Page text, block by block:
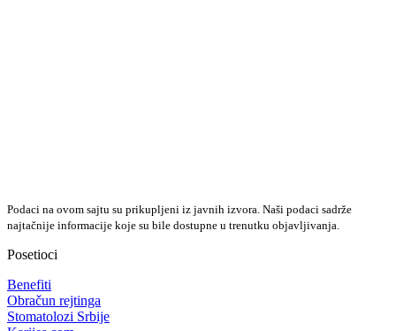
Podaci na ovom sajtu su prikupljeni iz javnih izvora. Naši podaci sadrže
najtačnije informacije koje su bile dostupne u trenutku objavljivanja.
Posetioci
Benefiti
Obračun rejtinga
Stomatolozi Srbije